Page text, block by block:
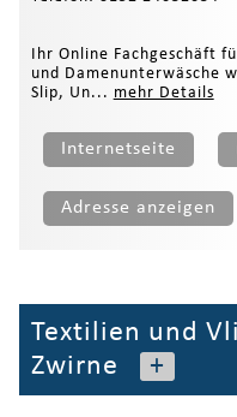
Ihr Online Fachgeschäft
und Damenunterwäsche
Slip, Un... mehr Details
Internetseite
Adresse anzeigen
Textilien und
Zwirne
+